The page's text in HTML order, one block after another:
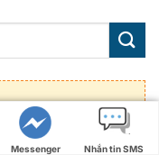
Messenger Nhắn tin SMS